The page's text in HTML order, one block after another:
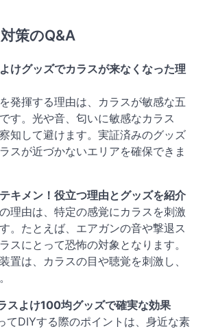
策のQ&A
けグッズでカラスが来なくなった理
発揮する理由は、カラスが敏感な五
す。光や音、匂いに敏感なカラス
知して避けます。実証済みのグッズ
スが近づかないエリアを確保できま
キメン！役立つ理由とグッズを紹介
理由は、特定の感覚にカラスを刺激
。たとえば、エアガンの音や撃退ス
スにとって恐怖の対象となります。
置は、カラスの目や聴覚を刺激し、
スよけ100均グッズで確実な効果
てDIYする際のポイントは、身近な素